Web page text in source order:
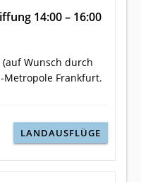
14:00 – 16:00
Wunsch durch
Metropole Frankfurt.
LANDAUSFLÜGE